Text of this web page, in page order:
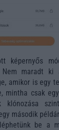
képernyős
maradt ki
amikor is egy
mintha csak
klónozása
második
be a